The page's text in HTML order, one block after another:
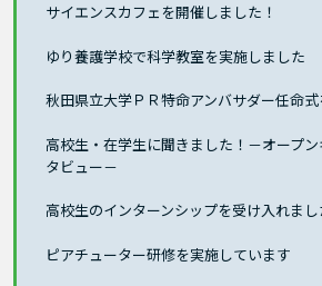
サイエンスカフェを開催しました！
ゆり養護学校で科学教室を実施しました
秋田県立大学ＰＲ特命アンバサダー任命
高校生・在学生に聞きました！－オープ
タビュー－
高校生のインターンシップを受け入れまし
ピアチューター研修を実施しています